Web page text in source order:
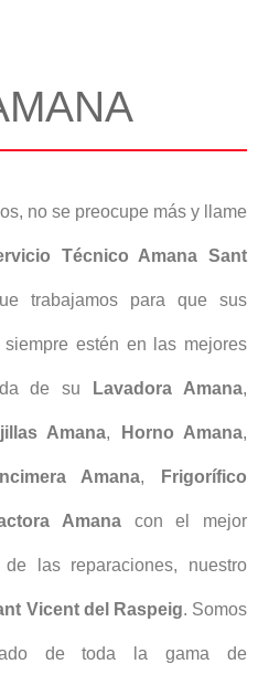
no se preocupe más y llame
Técnico Amana Sant
trabajamos para que sus
estén en las mejores
de su Lavadora Amana,
Amana, Horno Amana,
Amana, Frigorífico
Amana con el mejor
las reparaciones, nuestro
Vicent del Raspeig. Somos
de toda la gama de